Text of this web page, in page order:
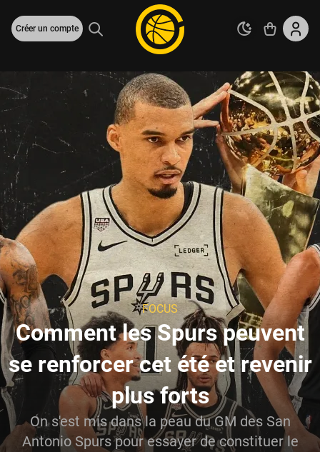
Créer un compte
FOCUS
Comment les Spurs peuvent
se renforcer cet été et revenir
plus forts
On s'est mis dans la peau du GM des San
Antonio Spurs pour essayer de constituer le